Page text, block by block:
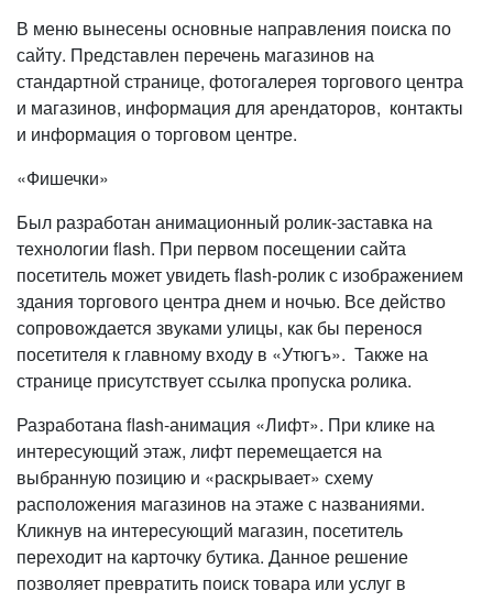
В меню вынесены основные направления поиска по
сайту. Представлен перечень магазинов на
стандартной странице, фотогалерея торгового центра
и магазинов, информация для арендаторов, контакты
и информация о торговом центре.
«Фишечки»
Был разработан анимационный ролик-заставка на
технологии flash. При первом посещении сайта
посетитель может увидеть flash-ролик с изображением
здания торгового центра днем и ночью. Все действо
сопровождается звуками улицы, как бы перенося
посетителя к главному входу в «Утюгъ». Также на
странице присутствует ссылка пропуска ролика.
Разработана flash-анимация «Лифт». При клике на
интересующий этаж, лифт перемещается на
выбранную позицию и «раскрывает» схему
расположения магазинов на этаже с названиями.
Кликнув на интересующий магазин, посетитель
переходит на карточку бутика. Данное решение
позволяет превратить поиск товара или услуг в